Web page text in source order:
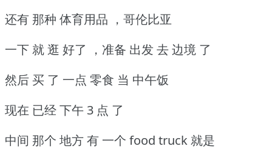
还有 那种 体育用品 ，哥伦比亚
一下 就 逛 好了 ，准备 出发 去 边境 了
然后 买 了 一点 零食 当 中午饭
现在 已经 下午 3 点 了
中间 那个 地方 有 一个 food truck 就是